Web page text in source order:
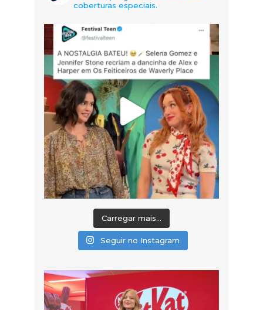
coberturas especiais.
Carregar mais...
Seguir no Instagram